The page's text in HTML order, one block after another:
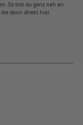
So bist du ganz nah an
dann direkt hier